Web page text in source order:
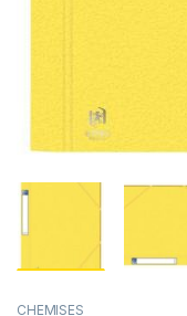
CHEMISES